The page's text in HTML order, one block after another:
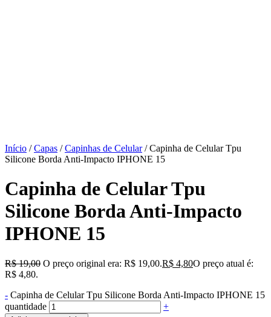
Início /Capas /Capinhas de Celular/ Capinha de Celular Tpu
Silicone Borda Anti-Impacto IPHONE 15
Capinha de Celular Tpu
Silicone Borda Anti-Impacto
IPHONE 15
R$19,00 O preço original era: R$ 19,00.R$ 4,80O preço atual é:
R$ 4,80.
- Capinha de Celular Tpu Silicone Borda Anti-Impacto IPHONE 15
quantidade
+